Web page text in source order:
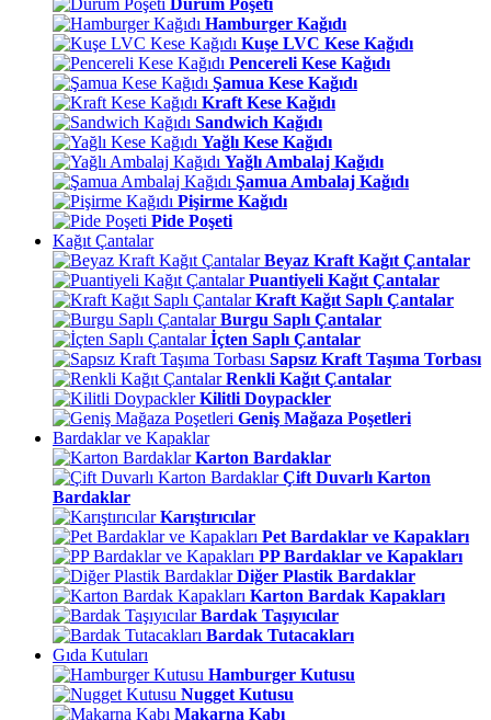
Dürüm Poşeti
Hamburger Kağıdı
Kuşe LVC Kese Kağıdı
Pencereli Kese Kağıdı
Şamua Kese Kağıdı
Kraft Kese Kağıdı
Sandwich Kağıdı
Yağlı Kese Kağıdı
Yağlı Ambalaj Kağıdı
Şamua Ambalaj Kağıdı
Pişirme Kağıdı
Pide Poşeti
Kağıt Çantalar
Beyaz Kraft Kağıt Çantalar
Puantiyeli Kağıt Çantalar
Kraft Kağıt Saplı Çantalar
Burgu Saplı Çantalar
İçten Saplı Çantalar
Sapsız Kraft Taşıma Torbası
Renkli Kağıt Çantalar
Kilitli Doypackler
Geniş Mağaza Poşetleri
Bardaklar ve Kapaklar
Karton Bardaklar
Çift Duvarlı Karton
Bardaklar
Karıştırıcılar
Pet Bardaklar ve Kapakları
PP Bardaklar ve Kapakları
Diğer Plastik Bardaklar
Karton Bardak Kapakları
Bardak Taşıyıcılar
Bardak Tutacakları
Gıda Kutuları
Hamburger Kutusu
Nugget Kutusu
Makarna Kabı